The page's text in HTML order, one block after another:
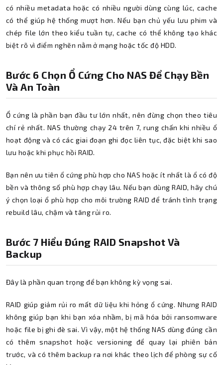
có nhiều metadata hoặc có nhiều người dùng cùng lúc, cache
có thể giúp hệ thống mượt hơn. Nếu bạn chủ yếu lưu phim và
chép file lớn theo kiểu tuần tự, cache có thể không tạo khác
biệt rõ vì điểm nghẽn nằm ở mạng hoặc tốc độ HDD.
Bước 6 Chọn Ổ Cứng Cho NAS Để Chạy Bền
Và An Toàn
Ổ cứng là phần bạn đầu tư lớn nhất, nên đừng chọn theo tiêu
chí rẻ nhất. NAS thường chạy 24 trên 7, rung chấn khi nhiều ổ
hoạt động và có các giai đoạn ghi đọc liên tục, đặc biệt khi sao
lưu hoặc khi phục hồi RAID.
Bạn nên ưu tiên ổ cứng phù hợp cho NAS hoặc ít nhất là ổ có độ
bền và thông số phù hợp chạy lâu. Nếu bạn dùng RAID, hãy chú
ý chọn loại ổ phù hợp cho môi trường RAID để tránh tình trạng
rebuild lâu, chậm và tăng rủi ro.
Bước 7 Hiểu Đúng RAID Snapshot Và
Backup
Đây là phần quan trọng để bạn không kỳ vọng sai.
RAID giúp giảm rủi ro mất dữ liệu khi hỏng ổ cứng. Nhưng RAID
không giúp bạn khi bạn xóa nhầm, bị mã hóa bởi ransomware
hoặc file bị ghi đè sai. Vì vậy, một hệ thống NAS dùng đúng cần
có thêm snapshot hoặc versioning để quay lại phiên bản
trước, và có thêm backup ra nơi khác theo lịch để phòng sự cố